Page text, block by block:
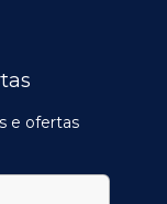
e ofertas